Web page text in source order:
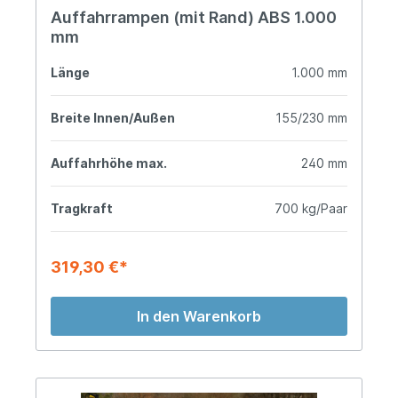
Auffahrrampen (mit Rand) ABS 1.000
mm
Länge 1.000 mm
Breite Innen/Außen 155/230 mm
Auffahrhöhe max. 240 mm
Tragkraft 700 kg/Paar
319,30 €*
In den Warenkorb